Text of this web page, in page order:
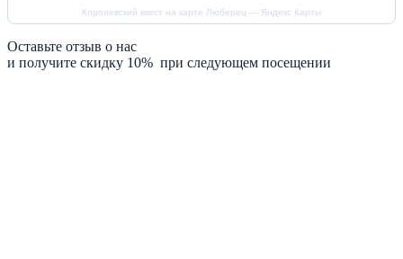
Королевский квест на карте Люберец — Яндекс Карты
Оставьте отзыв о нас
и получите скидку 10% при следующем посещении